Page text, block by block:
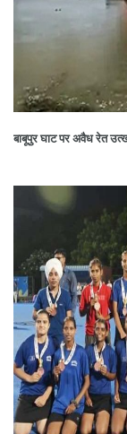
बाबूपुर घाट पर अवैध रेत